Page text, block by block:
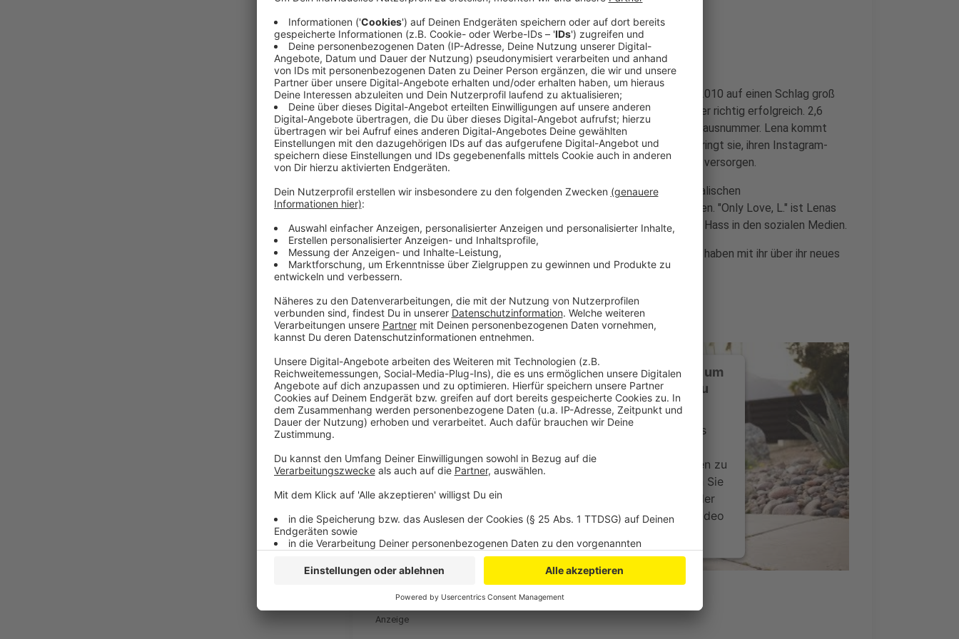
Neues Album "Only Love, L."
Anzeige
Mit dem Song "Satellite" ist Lena beim Eurovision Song Contest 2010 auf einen Schlag groß
rausgekommen. Nach einer Schaffenspause ist die Sängerin wieder richtig erfolgreich. 2,6
Millionen Follower hat sie auf Instagram. Das ist schon mal eine Hausnummer. Lena kommt
damit aber sehr gut klar. Ungefähr eine halbe Stunde am Tag verbringt sie, ihren Instagram-
Account zu pflegen, Stories zu posten und ihre Fans mit Fotos zu versorgen.
Letztes Jahr hat Lena eine kreative Pause eingelegt. Ihren musikalischen
Selbstfindungsprozess hat sie auf ihrem neuen Album festgehalten. "Only Love, L." ist Lenas
fünftes Studioalbum. Sie singt selbstbewusst über Gerüchte und Hass in den sozialen Medien.
Lena hat uns im Studio besucht. Jürgen Bangert und Natalie Klein haben mit ihr über ihr neues
Album gesprochen. Das Interview hört ihr hier.
Anzeige
Wir benötigen Ihre Zustimmung, um
den YouTube Video-Service zu
laden!
Wir verwenden einen Service eines
einzubetten. Dieser Service kann Daten zu
Ihren Aktivitäten sammeln. Bitte lesen Sie
die Details durch und stimmen Sie der
Nutzung des Service zu, um dieses Video
Mehr Informationen
Anzeige